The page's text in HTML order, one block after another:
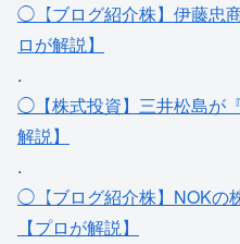
◯【ブログ紹介株】伊藤忠
ロが解説】
.
◯【株式投資】三井松島が
解説】
.
◯【ブログ紹介株】NOKの
【プロが解説】